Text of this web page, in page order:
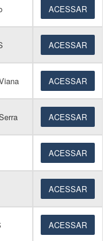
ACESSAR
ACESSAR
ACESSAR
ACESSAR
ACESSAR
ACESSAR
ACESSAR